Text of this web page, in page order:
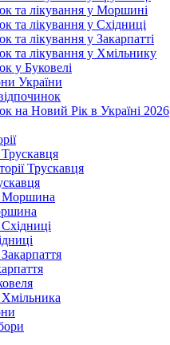
та лікування у Моршині
та лікування у Східниці
та лікування у Закарпатті
та лікування у Хмільнику
у Буковелі
України
на Новий Рік в Україні 2026
Трускавця
Трускавця
Моршина
Хмільника